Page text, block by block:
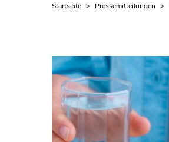
Startseite Pressemitteilungen